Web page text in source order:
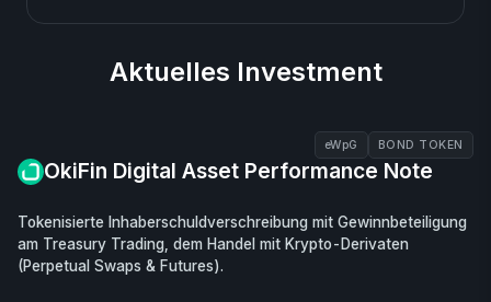
Aktuelles Investment
OkiFin Digital Asset Performance Note
eWpG BOND TOKEN
Tokenisierte Inhaberschuldverschreibung mit Gewinnbeteiligung
am Treasury Trading, dem Handel mit Krypto-Derivaten
(Perpetual Swaps & Futures).